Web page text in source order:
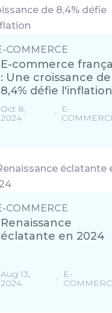
E-commerce
: Une croissance de
8,4% défie l'inflation
Oct 8,
2024
E-
Renaissance
éclatante en 2024
Aug 13,
2024
E-